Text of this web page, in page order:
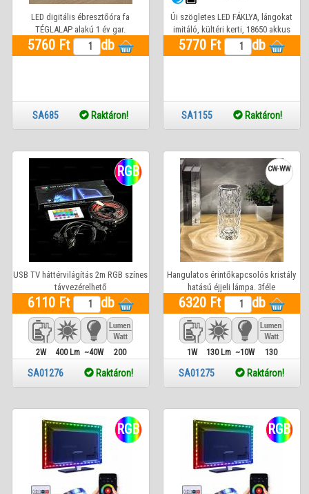
LED digitális ébresztőóra fa
TÉGLALAP alakú 1 év gar.
5760 Ft db
SA685 Raktáron!
Úi szögletes LED FÁKLYA, lángokat
imitáló, kültéri kerti, 18650 akkus
5770 Ft db
SA1155 Raktáron!
RGB
USB TV háttérvilágítás 2m RGB színes
távvezérelhető
6110 Ft db
2W 400 Lm ~40W 200
SA01276 Raktáron!
CW-WW
Hangulatos érintőkapcsolós kristály
hatású éjjeli lámpa. 3féle
színőmérséklet és
fényerőszabályozás.
6320 Ft db
1W 130 Lm ~10W 130
SA01275 Raktáron!
RGB RGB